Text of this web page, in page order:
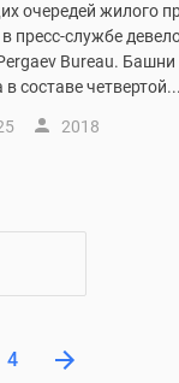
очередей жилого
пресс-службе
Bureau.
в составе четвертой...
2018
4